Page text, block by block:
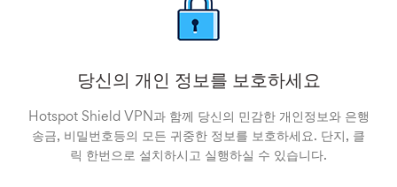
당신의 개인 정보를 보호하세요
Hotspot Shield VPN과 함께 당신의 민감한 개인정보와 은행
송금, 비밀번호등의 모든 귀중한 정보를 보호하세요. 단지, 클
릭 한번으로 설치하시고 실행하실 수 있습니다.